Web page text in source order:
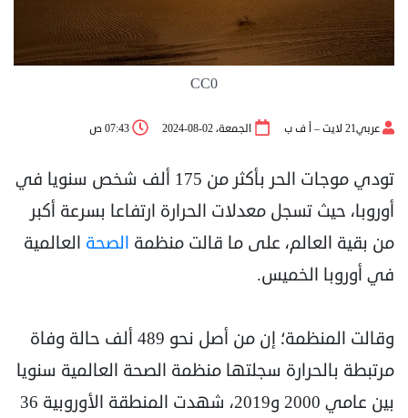
CC0
عربي21 لايت – أ ف ب الجمعة، 02-08-2024 07:43 ص
تودي موجات الحر بأكثر من 175 ألف شخص سنويا في
أوروبا، حيث تسجل معدلات الحرارة ارتفاعا بسرعة أكبر
من بقية العالم، على ما قالت منظمة الصحة العالمية
في أوروبا الخميس.
وقالت المنظمة؛ إن من أصل نحو 489 ألف حالة وفاة
مرتبطة بالحرارة سجلتها منظمة الصحة العالمية سنويا
بين عامي 2000 و2019، شهدت المنطقة الأوروبية 36